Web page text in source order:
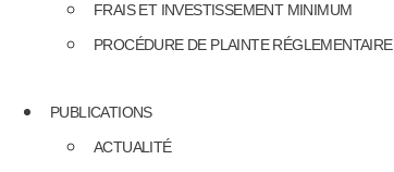
FRAIS ET INVESTISSEMENT MINIMUM
PROCÉDURE DE PLAINTE RÉGLEMENTAIRE
PUBLICATIONS
ACTUALITÉ